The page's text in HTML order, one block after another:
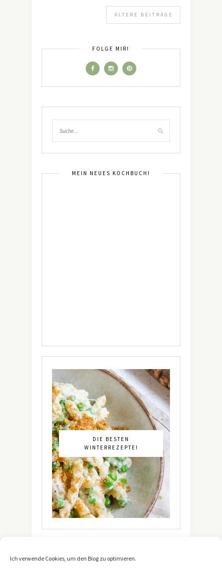
Ich verwende Cookies, um den Blog zu optimieren.
ÄLTERE BEITRÄGE
FOLGE MIR!
MEIN NEUES KOCHBUCH!
DIE BESTEN
WINTERREZEPTE!